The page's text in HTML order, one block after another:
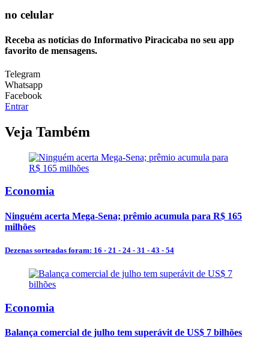
no celular
Receba as notícias do Informativo Piracicaba no seu app
favorito de mensagens.
Telegram
Whatsapp
Facebook
Entrar
Veja Também
Economia
Ninguém acerta Mega-Sena; prêmio acumula para R$ 165
milhões
Dezenas sorteadas foram: 16 - 21 - 24 - 31 - 43 - 54
Economia
Balança comercial de julho tem superávit de US$ 7 bilhões